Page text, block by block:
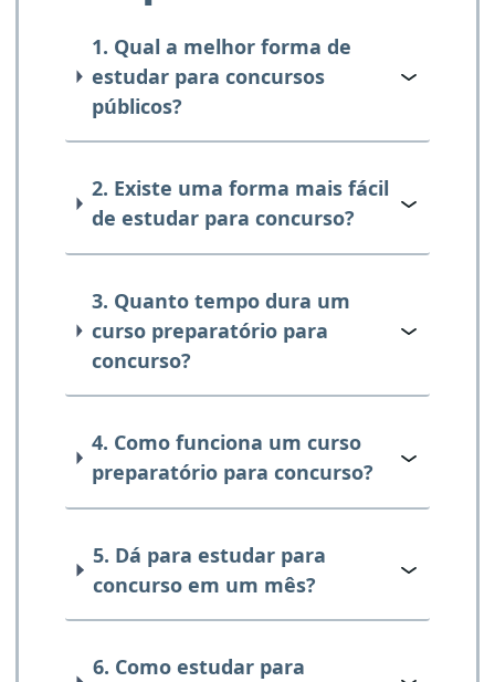
1. Qual a melhor forma de
estudar para concursos
públicos?
2. Existe uma forma mais fácil
de estudar para concurso?
3. Quanto tempo dura um
curso preparatório para
concurso?
4. Como funciona um curso
preparatório para concurso?
5. Dá para estudar para
concurso em um mês?
6. Como estudar para